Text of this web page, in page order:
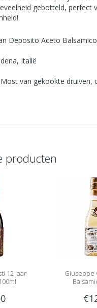
gebotteld, perfect
Deposito Aceto
Italië
Most van gekookte druiven,
producten
12 jaar
Giuseppe